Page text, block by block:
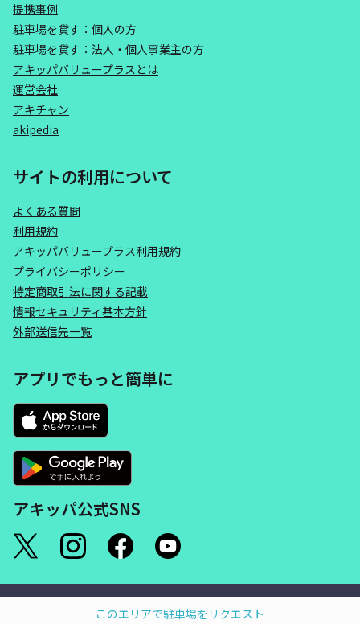
このエリアで駐車場をリクエスト
提携事例
駐車場を貸す：個人の方
駐車場を貸す：法人・個人事業主の方
アキッパバリュープラスとは
運営会社
アキチャン
akipedia
サイトの利用について
よくある質問
利用規約
アキッパバリュープラス利用規約
プライバシーポリシー
特定商取引法に関する記載
情報セキュリティ基本方針
外部送信先一覧
アプリでもっと簡単に
アキッパ公式SNS
©akippa Inc. All Rights Reserved.